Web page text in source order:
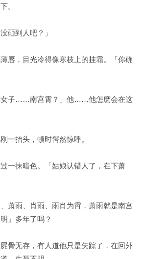
。
砸到人吧？」
唇，目光冷得像寒枝上的挂霜。「你确
女子……南宫霄？」他……他怎麽会在这
一抬头，顿时愕然惊呼。
一抹暗色。「姑娘认错人了，在下萧
萧雨、肖雨、雨肖为霄，萧雨就是南宫
」多年了吗？
骨无存，有人道他只是失踪了，在回外